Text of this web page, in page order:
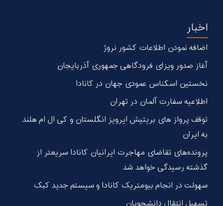
اخبار
اضافه نمودن اطلاعات کشور نروژ
آغاز صدور ویزای فرودگاهی جمهوری آذربایجان
نخستین اسکناس عمودی جهان در كانادا
اطلاعیه سفارت آلمان در تهران
توقف پرواز های بریتیش ایرویز انگلستان و کی ال ام هلند
به ایران
پرونده‌های تقاضای مهاجرت ایرانیان کانادا سریعتر از
گذشته رسیدگی خواهد شد
سهولت در انجام بیومتریک کانادا و سیستم جدید کبک